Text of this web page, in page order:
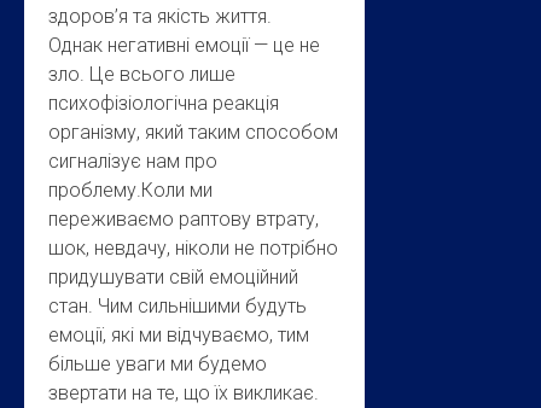
здоров’я та якість життя.
Однак негативні емоції — це не
зло. Це всього лише
психофізіологічна реакція
організму, який таким способом
сигналізує нам про
проблему.Коли ми
переживаємо раптову втрату,
шок, невдачу, ніколи не потрібно
придушувати свій емоційний
стан. Чим сильнішими будуть
емоції, які ми відчуваємо, тим
більше уваги ми будемо
звертати на те, що їх викликає.